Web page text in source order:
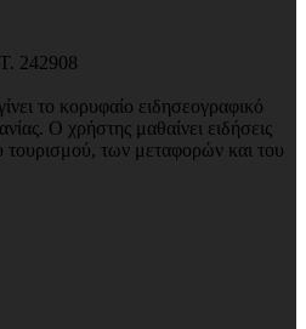
242908
το κορυφαίο ειδησεογραφικό
Ο χρήστης μαθαίνει ειδήσεις
τουρισμού, των μεταφορών και του